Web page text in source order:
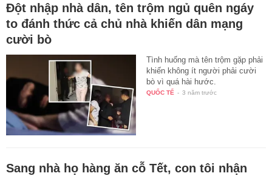
Đột nhập nhà dân, tên trộm ngủ quên ngáy
to đánh thức cả chủ nhà khiến dân mạng
cười bò
Tình huống mà tên trộm gặp phải
khiến không ít người phải cười
bò vì quá hài hước.
QUỐC TẾ - 3 năm trước
Sang nhà họ hàng ăn cỗ Tết, con tôi nhận